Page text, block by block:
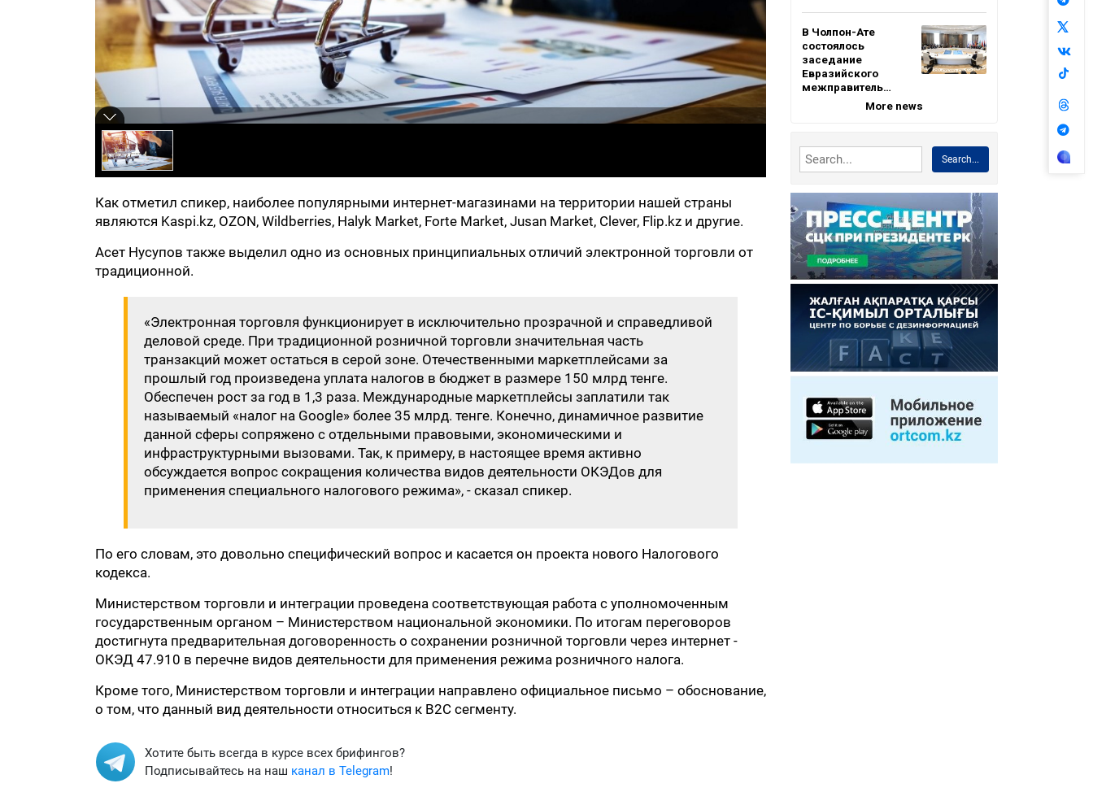
Как отметил спикер, наиболее популярными интернет-магазинами на территории нашей страны
являются Kaspi.kz, OZON, Wildberries, Halyk Market, Forte Market, Jusan Market, Clever, Flip.kz и другие.
Асет Нусупов также выделил одно из основных принципиальных отличий электронной торговли от
традиционной.
«Электронная торговля функционирует в исключительно прозрачной и справедливой
деловой среде. При традиционной розничной торговли значительная часть
транзакций может остаться в серой зоне. Отечественными маркетплейсами за
прошлый год произведена уплата налогов в бюджет в размере 150 млрд тенге.
Обеспечен рост за год в 1,3 раза. Международные маркетплейсы заплатили так
называемый «налог на Google» более 35 млрд. тенге. Конечно, динамичное развитие
данной сферы сопряжено с отдельными правовыми, экономическими и
инфраструктурными вызовами. Так, к примеру, в настоящее время активно
обсуждается вопрос сокращения количества видов деятельности ОКЭДов для
применения специального налогового режима», - сказал спикер.
По его словам, это довольно специфический вопрос и касается он проекта нового Налогового
кодекса.
Министерством торговли и интеграции проведена соответствующая работа с уполномоченным
государственным органом – Министерством национальной экономики. По итогам переговоров
достигнута предварительная договоренность о сохранении розничной торговли через интернет -
ОКЭД 47.910 в перечне видов деятельности для применения режима розничного налога.
Кроме того, Министерством торговли и интеграции направлено официальное письмо – обоснование,
о том, что данный вид деятельности относиться к В2С сегменту.
Хотите быть всегда в курсе всех брифингов?
Подписывайтесь на наш канал в Telegram!
В Чолпон-Ате
состоялось
заседание
Евразийского
межправитель…
More news
Search...